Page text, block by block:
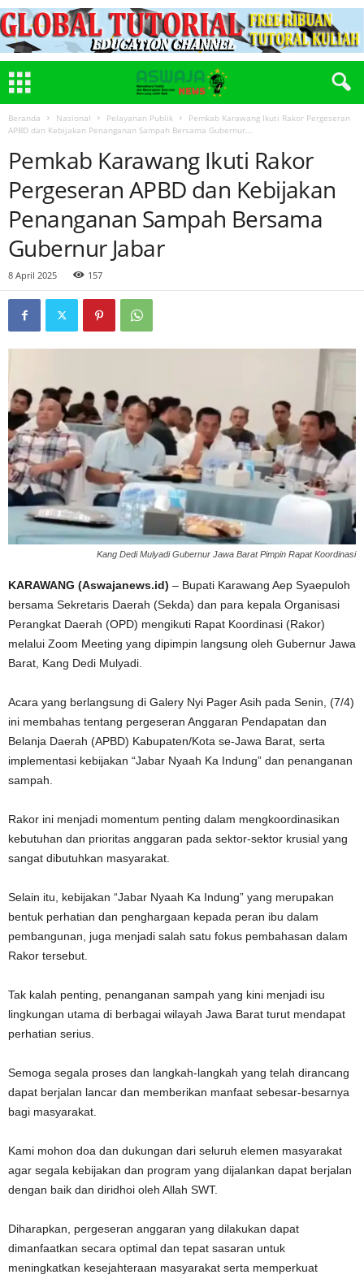
Beranda Nasional Pelayanan Publik
Pemkab Karawang Ikuti Rakor Pergeseran
APBD dan Kebijakan Penanganan Sampah Bersama Gubernur...
Pemkab Karawang Ikuti Rakor
Pergeseran APBD dan Kebijakan
Penanganan Sampah Bersama
Gubernur Jabar
8 April 2025 157
Kang Dedi Mulyadi Gubernur Jawa Barat Pimpin Rapat Koordinasi
KARAWANG (Aswajanews.id) – Bupati Karawang Aep Syaepuloh
bersama Sekretaris Daerah (Sekda) dan para kepala Organisasi
Perangkat Daerah (OPD) mengikuti Rapat Koordinasi (Rakor)
melalui Zoom Meeting yang dipimpin langsung oleh Gubernur Jawa
Barat, Kang Dedi Mulyadi.
Acara yang berlangsung di Galery Nyi Pager Asih pada Senin, (7/4)
ini membahas tentang pergeseran Anggaran Pendapatan dan
Belanja Daerah (APBD) Kabupaten/Kota se-Jawa Barat, serta
implementasi kebijakan “Jabar Nyaah Ka Indung” dan penanganan
sampah.
Rakor ini menjadi momentum penting dalam mengkoordinasikan
kebutuhan dan prioritas anggaran pada sektor-sektor krusial yang
sangat dibutuhkan masyarakat.
Selain itu, kebijakan “Jabar Nyaah Ka Indung” yang merupakan
bentuk perhatian dan penghargaan kepada peran ibu dalam
pembangunan, juga menjadi salah satu fokus pembahasan dalam
Rakor tersebut.
Tak kalah penting, penanganan sampah yang kini menjadi isu
lingkungan utama di berbagai wilayah Jawa Barat turut mendapat
perhatian serius.
Semoga segala proses dan langkah-langkah yang telah dirancang
dapat berjalan lancar dan memberikan manfaat sebesar-besarnya
bagi masyarakat.
Kami mohon doa dan dukungan dari seluruh elemen masyarakat
agar segala kebijakan dan program yang dijalankan dapat berjalan
dengan baik dan diridhoi oleh Allah SWT.
Diharapkan, pergeseran anggaran yang dilakukan dapat
dimanfaatkan secara optimal dan tepat sasaran untuk
meningkatkan kesejahteraan masyarakat serta memperkuat